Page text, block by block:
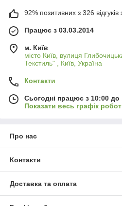
92% позитивних з 326 відгуків
Працює з 03.03.2014
м. Київ
місто Київ, вулиця
Текстиль" , Київ, Україна
Контакти
Сьогодні працює з 10:00 до
Показати весь графік
Про нас
Контакти
Доставка та оплата